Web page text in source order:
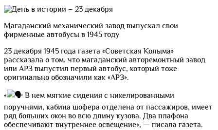
Магаданский механический завод выпускал свои
фирменные автобусы в 1945 году
23 декабря 1945 года газета «Советская Колыма»
рассказала о том, что магаданский авторемонтный завод
или АРЗ выпустил первый автобус, который тоже
оригинально обозначили как «АРЗ».
«
В нем мягкие сидения с никелированными
поручнями, кабина шофера отделена от пассажиров, имеет
ряд больших окон во всю длину кузова. Два плафона
обеспечивают внутреннее освещение», — писала газета.